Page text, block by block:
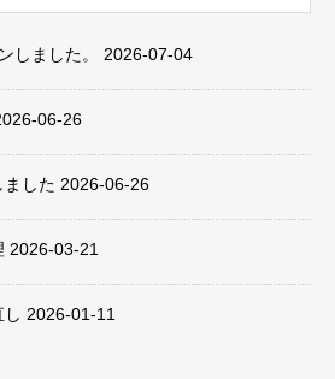
しました。 2026-07-04
06-26
ました 2026-06-26
2026-03-21
2026-01-11